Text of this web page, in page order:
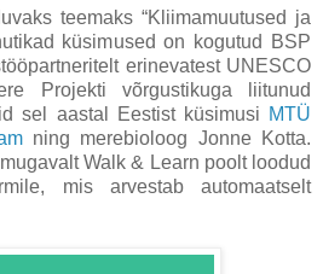
teemaks “Kliimamuutused ja
küsimused on kogutud BSP
erinevatest UNESCO
Projekti võrgustikuga liitunud
sel aastal Eestist küsimusi MTÜ
ning merebioloog Jonne Kotta.
Walk & Learn poolt loodud
mis arvestab automaatselt